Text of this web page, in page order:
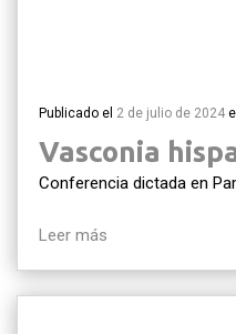
Publicado el 2 de julio de 2024
Vasconia
Conferencia dictada en
Leer más